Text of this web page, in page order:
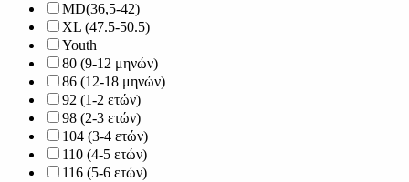
MD(36,5-42)
XL (47.5-50.5)
Youth
80 (9-12 μηνών)
86 (12-18 μηνών)
92 (1-2 ετών)
98 (2-3 ετών)
104 (3-4 ετών)
110 (4-5 ετών)
116 (5-6 ετών)